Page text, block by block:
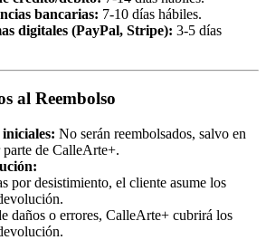
bancarias: 7-10 días hábiles.
digitales (PayPal, Stripe): 3-5 días
al Reembolso
iniciales: No serán reembolsados, salvo en
parte de CalleArte+.
por desistimiento, el cliente asume los
daños o errores, CalleArte+ cubrirá los